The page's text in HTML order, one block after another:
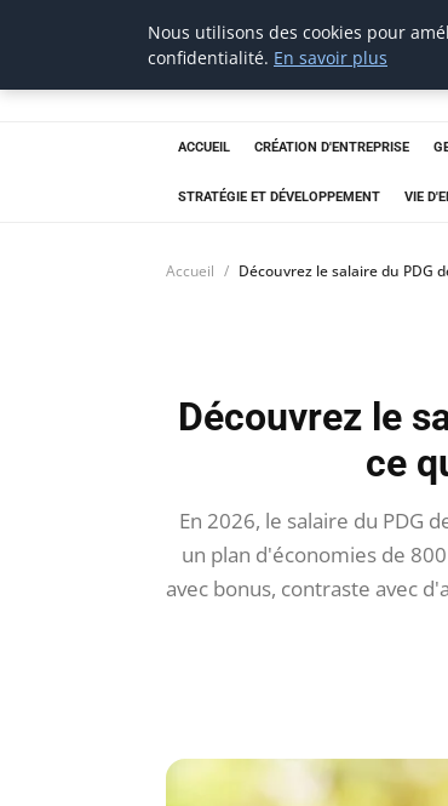
thestorefinder
ACCUEIL CRÉATION D'ENTREPRISE
STRATÉGIE ET DÉVELOPPEMENT VIE
Accueil Découvrez le salaire du PDG
Découvrez le
ce
En 2026, le salaire du PDG
un plan d'économies de
avec bonus, contraste avec
Nous utilisons des cookies pour
confidentialité. En savoir plus